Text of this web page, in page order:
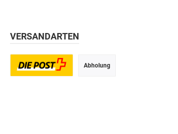
VERSANDARTEN
Abholung